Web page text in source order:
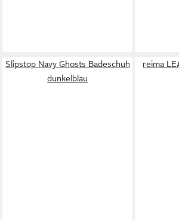
Slipstop Navy Ghosts Badeschuh
dunkelblau
reima